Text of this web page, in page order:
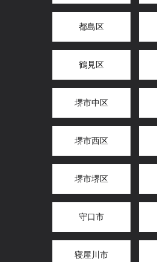
都島区
鶴見区
堺市中区
堺市西区
堺市堺区
守口市
寝屋川市